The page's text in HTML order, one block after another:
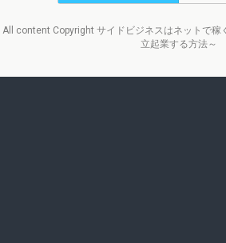
All content Copyright サイドビジネスはネットで稼
立起業する方法～